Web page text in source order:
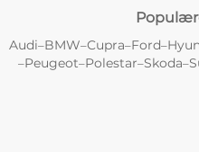
Audi–BMW–Cupra–Ford–
–Peugeot–Polestar–Skoda–